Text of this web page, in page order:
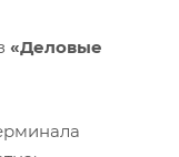
«Деловые